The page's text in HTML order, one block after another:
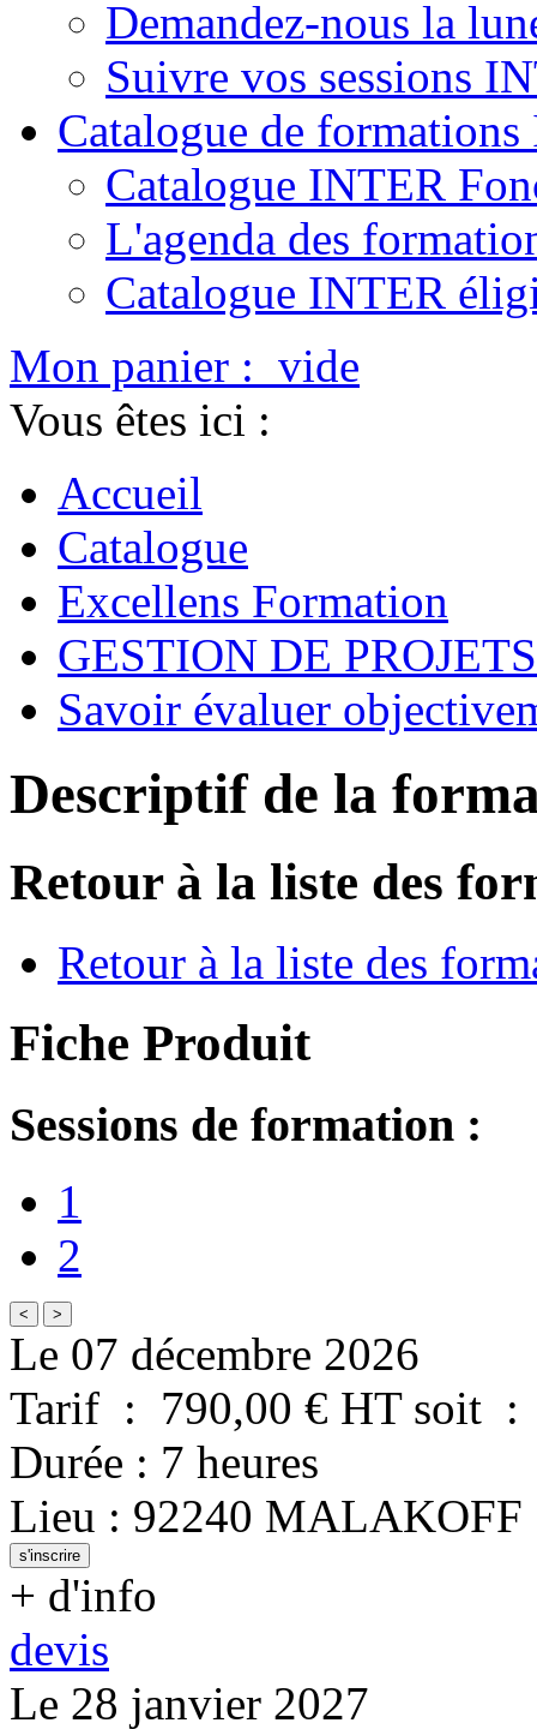
Demandez-nous la
Suivre vos sessions
Catalogue de
Catalogue INTER
L'agenda des
Catalogue INTER
Mon panier : vide
Vous êtes ici :
Accueil
Catalogue
Excellens Formation
GESTION DE PROJETS
Savoir évaluer
Descriptif de la
Retour à la liste des
Retour à la liste des
Fiche Produit
Sessions de formation :
1
2
< >
Le 07 décembre 2026
Tarif : 790,00 € HT soit :
Durée : 7 heures
Lieu : 92240 MALAKOFF
s'inscrire
+ d'info
devis
Le 28 janvier 2027